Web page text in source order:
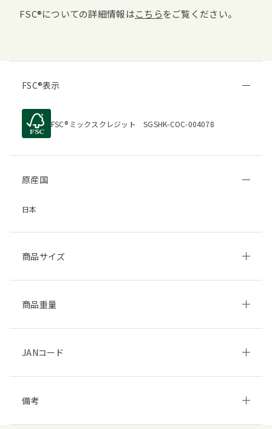
FSC についての詳細情報はこちらをご覧ください。
FSC 表示
FSC ミックスクレジット SGSHK-COC-004078
原産国
日本
商品サイズ
商品重量
JANコード
備考